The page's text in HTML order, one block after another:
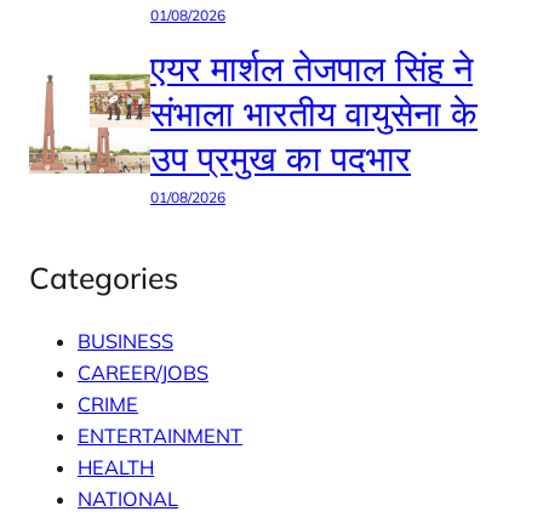
01/08/2026
एयर मार्शल तेजपाल सिंह ने
संभाला भारतीय वायुसेना के
उप प्रमुख का पदभार
01/08/2026
Categories
BUSINESS
CAREER/JOBS
CRIME
ENTERTAINMENT
HEALTH
NATIONAL